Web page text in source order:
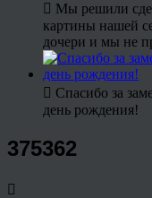
Мы решили
картины нашей
дочери и мы не
Спасибо за
день рождения!
375362